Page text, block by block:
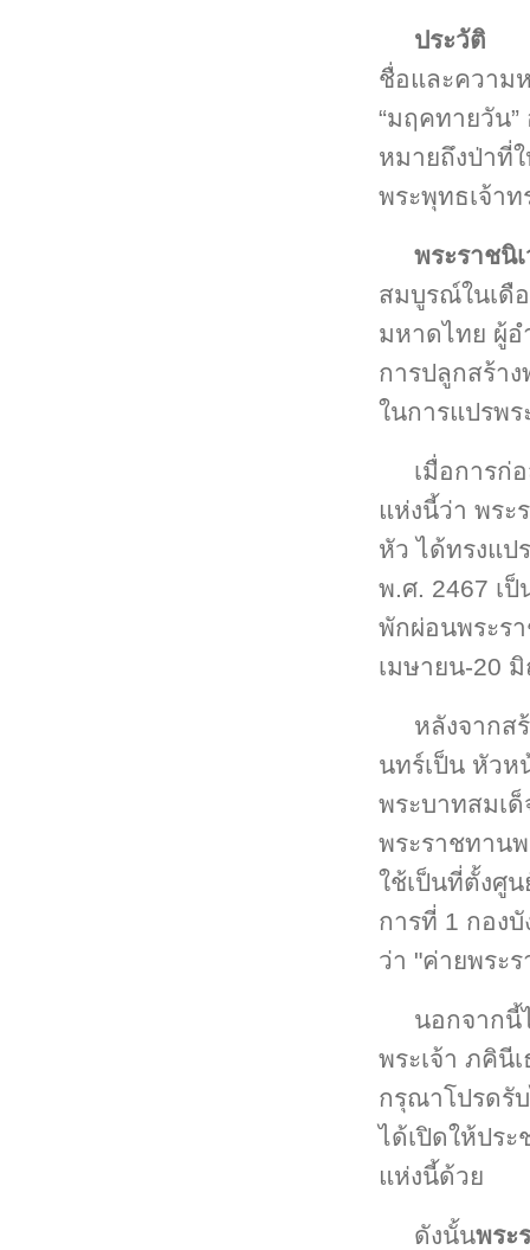
ประวัติ
ชื่อและความ
“มฤคทายวัน
หมายถึงป่าที่
พระพุทธเจ้า
พระราชนิ
สมบูรณ์ในเดื
มหาดไทย ผู้อ
การปลูกสร้า
ในการแปรพ
เมื่อการก่
แห่งนี้ว่า พระ
หัว ได้ทรงแป
พ.ศ. 2467 เ
พักผ่อนพระร
เมษายน-20
หลังจากส
นทร์เป็น หัว
พระบาทสมเ
พระราชทาน
ใช้เป็นที่ตั้งศู
การที่ 1 กอง
ว่า "ค่ายพระ
นอกจากนี้
พระเจ้า ภคินี
กรุณาโปรดรั
ได้เปิดให้ปร
แห่งนี้ด้วย
ดังนั้นพระ